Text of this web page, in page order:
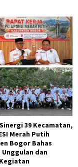
39 Kecamatan,
Merah Putih
Bogor Bahas
dan